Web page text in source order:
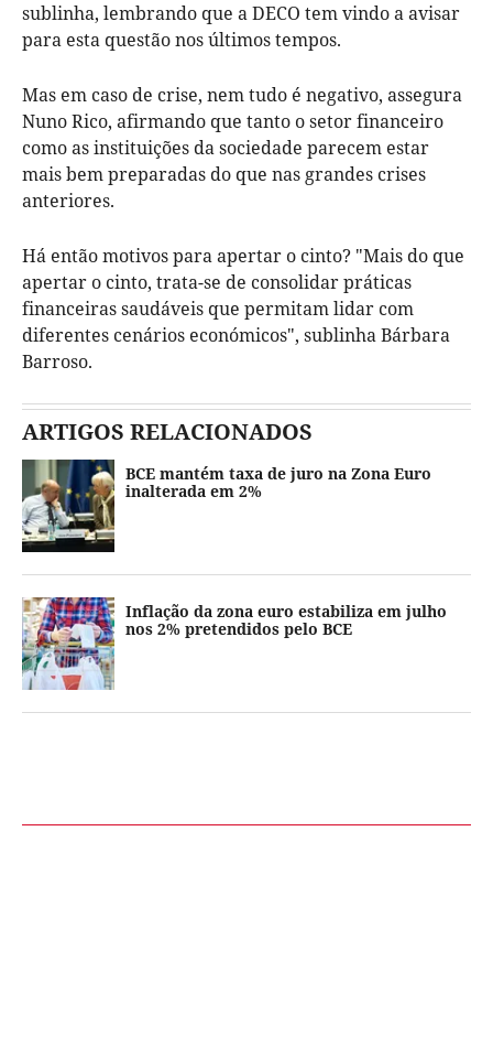
sublinha, lembrando que a DECO tem vindo a avisar
para esta questão nos últimos tempos.
Mas em caso de crise, nem tudo é negativo, assegura
Nuno Rico, afirmando que tanto o setor financeiro
como as instituições da sociedade parecem estar
mais bem preparadas do que nas grandes crises
anteriores.
Há então motivos para apertar o cinto? "Mais do que
apertar o cinto, trata-se de consolidar práticas
financeiras saudáveis que permitam lidar com
diferentes cenários económicos", sublinha Bárbara
Barroso.
ARTIGOS RELACIONADOS
BCE mantém taxa de juro na Zona Euro
inalterada em 2%
Inflação da zona euro estabiliza em julho
nos 2% pretendidos pelo BCE